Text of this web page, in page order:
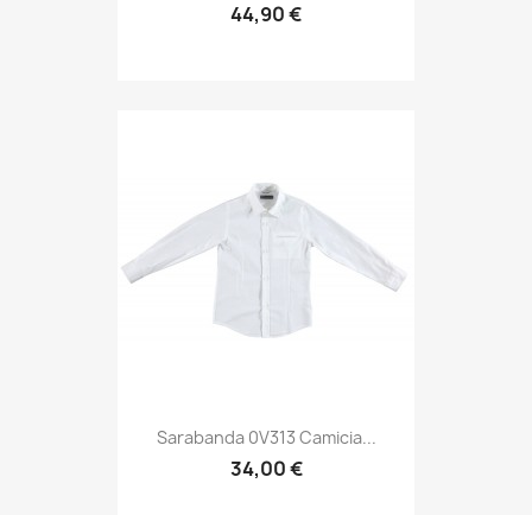
44,90 €
Sarabanda 0V313 Camicia...
34,00 €